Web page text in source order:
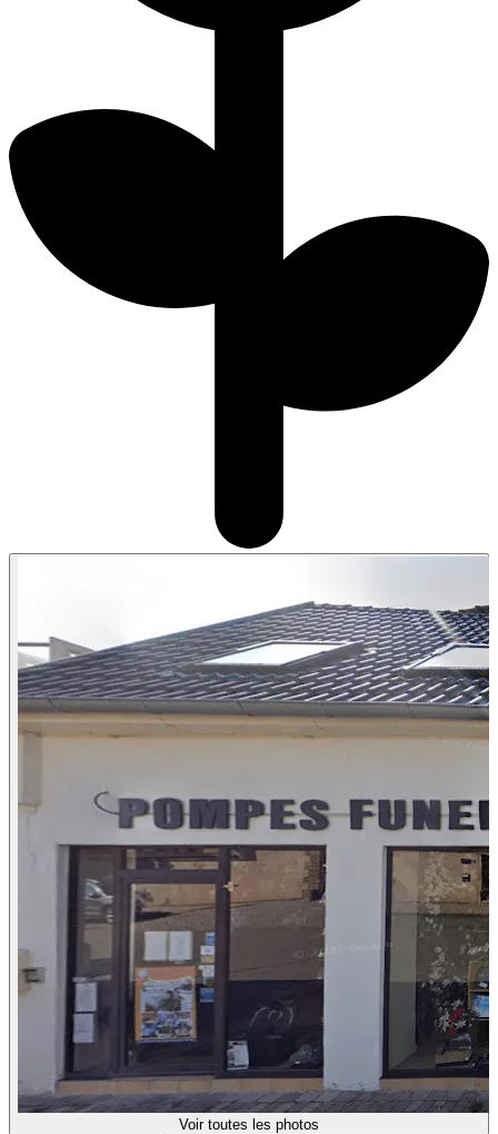
Voir toutes les photos